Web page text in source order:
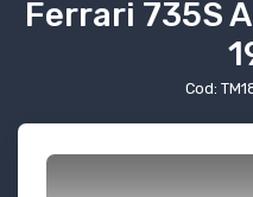
Ferrari 735S
Cod: